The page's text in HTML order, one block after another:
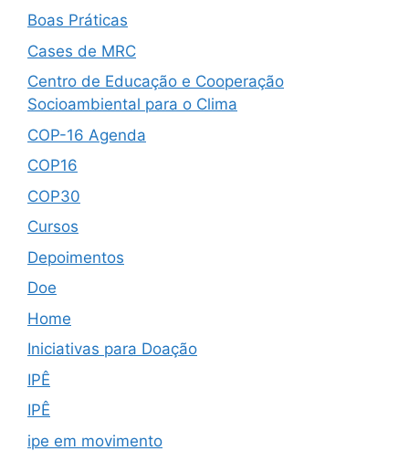
Boas Práticas
Cases de MRC
Centro de Educação e Cooperação
Socioambiental para o Clima
COP-16 Agenda
COP16
COP30
Cursos
Depoimentos
Doe
Home
Iniciativas para Doação
IPÊ
IPÊ
ipe em movimento